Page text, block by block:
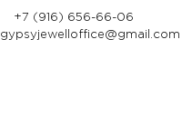
+7 (916) 656-66-06
gypsyjewelloffice@gmail.com